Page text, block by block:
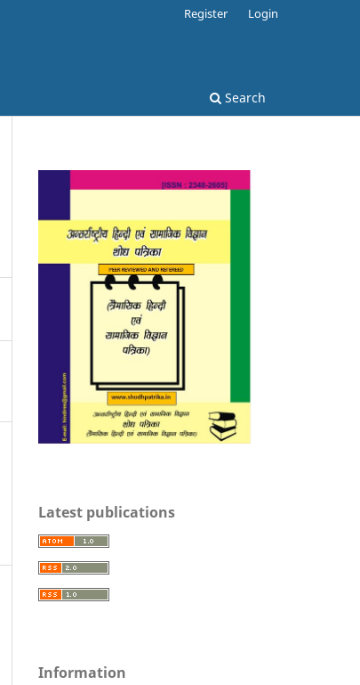
Search
Register Login
Latest publications
Information